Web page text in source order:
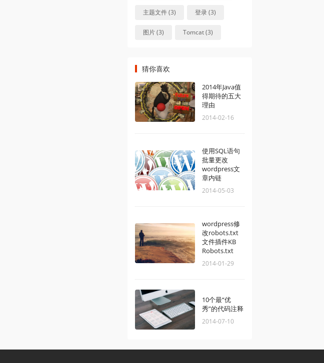
主题文件 (3) 登录 (3)
图片 (3) Tomcat (3)
猜你喜欢
2014年Java值
得期待的五大
理由
2014-02-16
使用SQL语句
批量更改
wordpress文
章内链
2014-05-03
wordpress修
改robots.txt
文件插件KB
Robots.txt
2014-01-29
10个最“优
秀”的代码注释
2014-07-10